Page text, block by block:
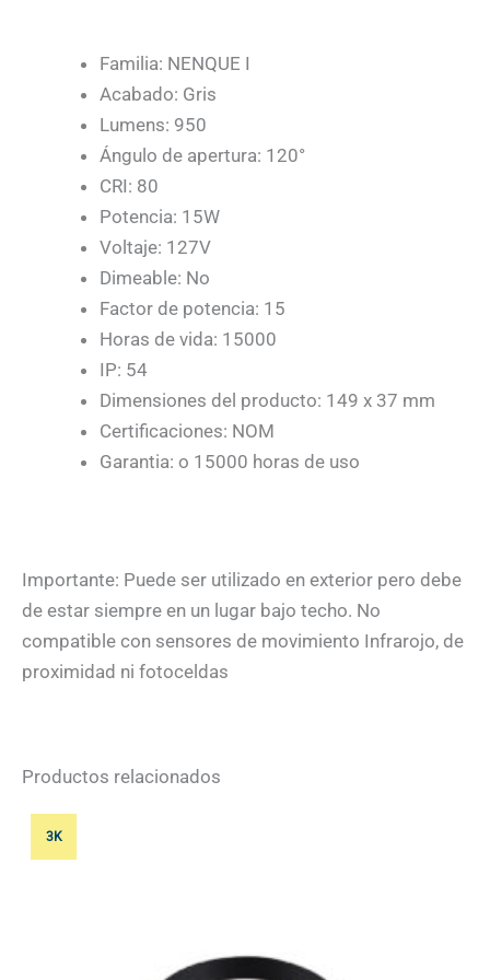
Familia: NENQUE I
Acabado: Gris
Lumens: 950
Ángulo de apertura: 120°
CRI: 80
Potencia: 15W
Voltaje: 127V
Dimeable: No
Factor de potencia: 15
Horas de vida: 15000
IP: 54
Dimensiones del producto: 149 x 37 mm
Certificaciones: NOM
Garantia: o 15000 horas de uso
Importante: Puede ser utilizado en exterior pero debe
de estar siempre en un lugar bajo techo. No
compatible con sensores de movimiento Infrarojo, de
proximidad ni fotoceldas
Productos relacionados
3K